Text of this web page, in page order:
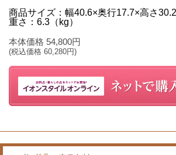
商品サイズ：幅40.6×奥行17.7×高さ30.2
重さ：6.3（kg）
本体価格 54,800円
(税込価格 60,280円)